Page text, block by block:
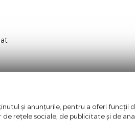
și anunțurile, pentru a oferi funcții
rețele sociale, de publicitate și de